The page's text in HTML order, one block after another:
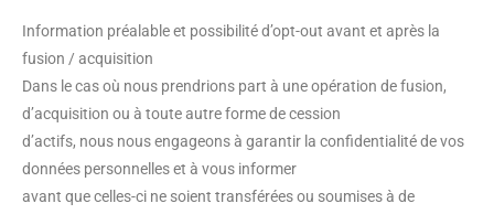
Information préalable et possibilité d’opt-out avant et après la
fusion / acquisition
Dans le cas où nous prendrions part à une opération de fusion,
d’acquisition ou à toute autre forme de cession
d’actifs, nous nous engageons à garantir la confidentialité de vos
données personnelles et à vous informer
avant que celles-ci ne soient transférées ou soumises à de